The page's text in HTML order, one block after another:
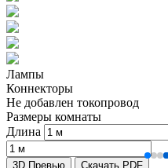
Лампы
Коннекторы
Не добавлен токопровод
Размеры комнаты
Длина
3D Превью Скачать PDF